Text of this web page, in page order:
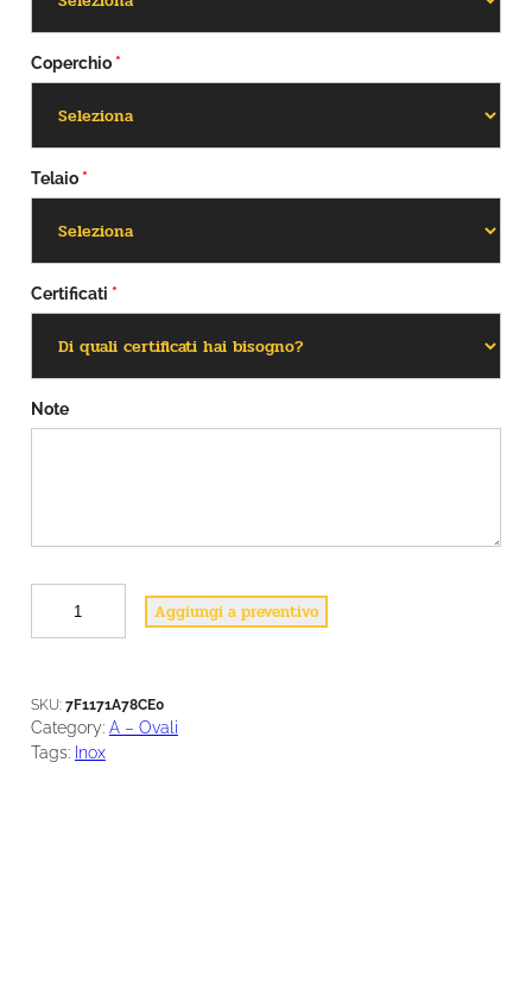
Coperchio *
Telaio *
Certificati *
Note
7
u
a
n
Aggiungi a preventivo
SKU: 7F1171A78CE0
Category: A – Ovali
Tags: Inox